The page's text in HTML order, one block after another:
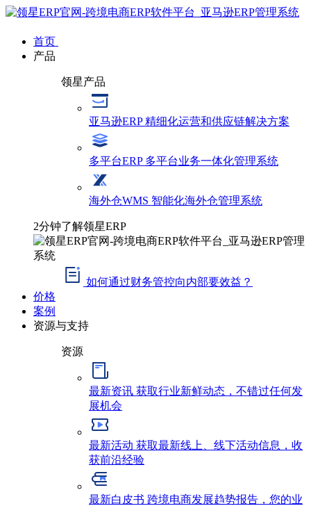
首页
产品
领星产品
亚马逊ERP精细化运营和供应链解决方案
多平台ERP 多平台业务一体化管理系统
海外仓WMS 智能化海外仓管理系统
2分钟了解领星ERP
如何通过财务管控向内部要效益？
价格
案例
资源与支持
资源
最新资讯 获取行业新鲜动态，不错过任何发
展机会
最新活动 获取最新线上、线下活动信息，收
获前沿经验
最新白皮书 跨境电商发展趋势报告，您的业